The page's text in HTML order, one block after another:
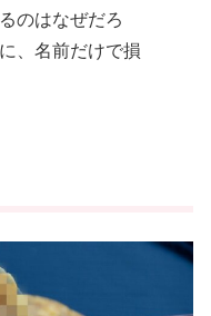
のはなぜだろ
、名前だけで損